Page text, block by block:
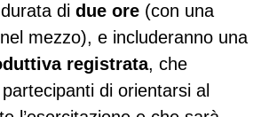
di due ore (con una
mezzo), e includeranno una
registrata, che
di orientarsi al